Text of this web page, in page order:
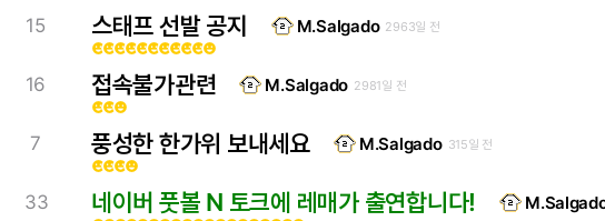
15
emoji_emotionsemoji_emotionsemoji_emotionsemoji_emotionsemoji_emotionsemoji_emotionsemoji_emotionsemoji_emotionsemoji_emotionsemoji_emotionsemoji_emotions
스태프 선발 공지 M.Salgado 2963일 전
16
emoji_emotionsemoji_emotionsemoji_emotions
접속불가관련 M.Salgado 2981일 전
7
emoji_emotionsemoji_emotionsemoji_emotionsemoji_emotions
풍성한 한가위 보내세요 M.Salgado 315일 전
33 네이버 풋볼 N 토크에 레매가 출연합니다!